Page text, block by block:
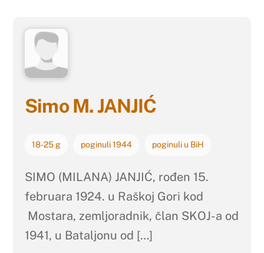
Simo M. JANJIĆ
18-25 g poginuli 1944 poginuli u BiH
SIMO (MILANA) JANJIĆ, rođen 15.
februara 1924. u Raškoj Gori kod
Mostara, zemljoradnik, član SKOJ-a od
1941, u Bataljonu od […]